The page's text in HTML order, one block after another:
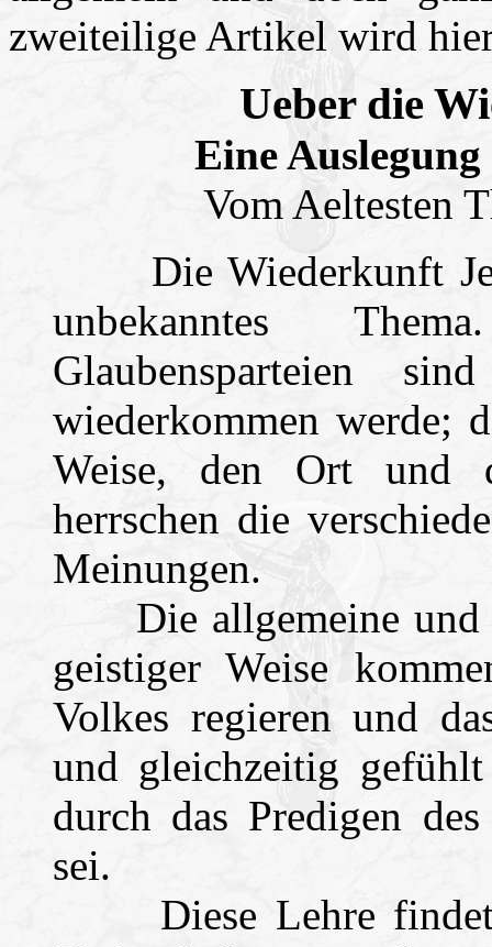
zweiteilige Artikel wird
Ueber die
Eine
Vom Aeltesten
Die Wiederkunft
unbekanntes
Glaubensparteien
wiederkommen werde;
Weise, den Ort und
herrschen die
Meinungen.
Die allgemeine und
geistiger Weise
Volkes regieren und
und gleichzeitig
durch das Predigen
sei.
Diese Lehre findet